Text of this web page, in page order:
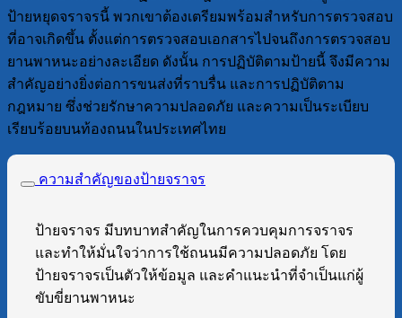
ป้ายหยุดจราจรนี้ พวกเขาต้องเตรียมพร้อมสำหรับการตรวจสอบ
ที่อาจเกิดขึ้น ตั้งแต่การตรวจสอบเอกสารไปจนถึงการตรวจสอบ
ยานพาหนะอย่างละเอียด ดังนั้น การปฏิบัติตามป้ายนี้ จึงมีความ
สำคัญอย่างยิ่งต่อการขนส่งที่ราบรื่น และการปฏิบัติตาม
กฎหมาย ซึ่งช่วยรักษาความปลอดภัย และความเป็นระเบียบ
เรียบร้อยบนท้องถนนในประเทศไทย
ความสำคัญของป้ายจราจร
ป้ายจราจร มีบทบาทสำคัญในการควบคุมการจราจร
และทำให้มั่นใจว่าการใช้ถนนมีความปลอดภัย โดย
ป้ายจราจรเป็นตัวให้ข้อมูล และคำแนะนำที่จำเป็นแก่ผู้
ขับขี่ยานพาหนะ